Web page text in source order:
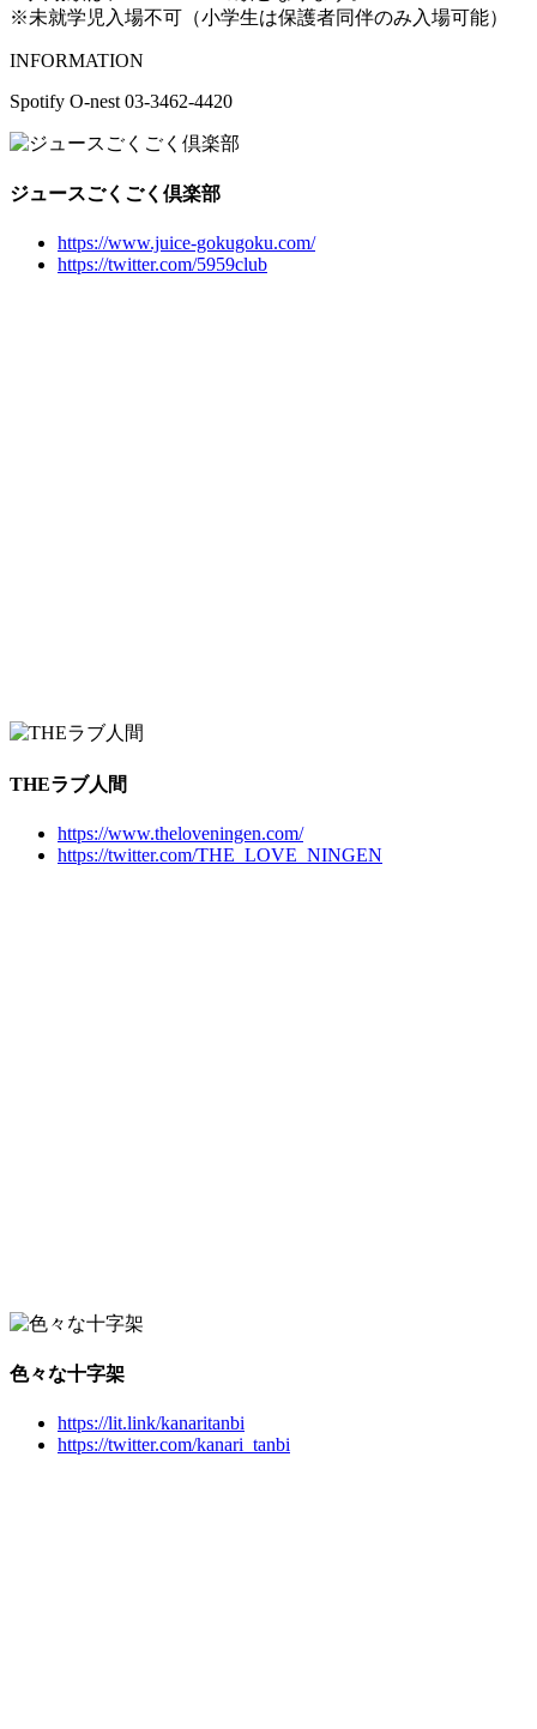
※未就学児入場不可（小学生は保護者同伴のみ入場可能）
INFORMATION
Spotify O-nest 03-3462-4420
ジュースごくごく倶楽部
https://www.juice-gokugoku.com/
https://twitter.com/5959club
THEラブ人間
https://www.theloveningen.com/
https://twitter.com/THE_LOVE_NINGEN
色々な十字架
https://lit.link/kanaritanbi
https://twitter.com/kanari_tanbi